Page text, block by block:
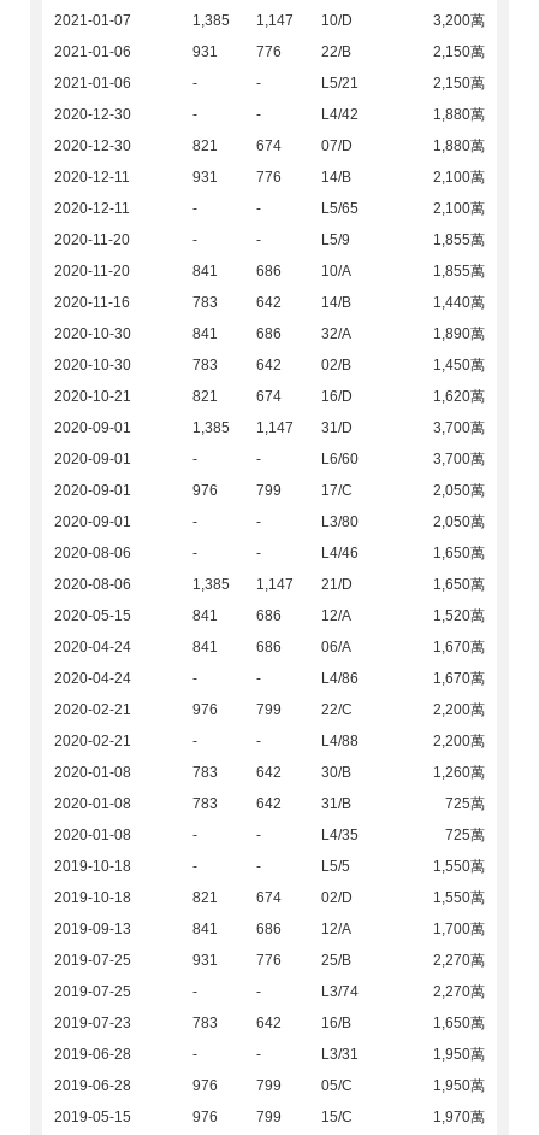
2021-01-07
1,385 1,147 10/D
3,200萬
2021-01-06
931 776 22/B
2,150萬
2021-01-06
- - L5/21
2,150萬
2020-12-30
- - L4/42
1,880萬
2020-12-30
821 674 07/D
1,880萬
2020-12-11
931 776 14/B
2,100萬
2020-12-11
- - L5/65
2,100萬
2020-11-20
- - L5/9
1,855萬
2020-11-20
841 686 10/A
1,855萬
2020-11-16
783 642 14/B
1,440萬
2020-10-30
841 686 32/A
1,890萬
2020-10-30
783 642 02/B
1,450萬
2020-10-21
821 674 16/D
1,620萬
2020-09-01
1,385 1,147 31/D
3,700萬
2020-09-01
- - L6/60
3,700萬
2020-09-01
976 799 17/C
2,050萬
2020-09-01
- - L3/80
2,050萬
2020-08-06
- - L4/46
1,650萬
2020-08-06
1,385 1,147 21/D
1,650萬
2020-05-15
841 686 12/A
1,520萬
2020-04-24
841 686 06/A
1,670萬
2020-04-24
- - L4/86
1,670萬
2020-02-21
976 799 22/C
2,200萬
2020-02-21
- - L4/88
2,200萬
2020-01-08
783 642 30/B
1,260萬
2020-01-08
783 642 31/B
725萬
2020-01-08
- - L4/35
725萬
2019-10-18
- - L5/5
1,550萬
2019-10-18
821 674 02/D
1,550萬
2019-09-13
841 686 12/A
1,700萬
2019-07-25
931 776 25/B
2,270萬
2019-07-25
- - L3/74
2,270萬
2019-07-23
783 642 16/B
1,650萬
2019-06-28
- - L3/31
1,950萬
2019-06-28
976 799 05/C
1,950萬
2019-05-15
976 799 15/C
1,970萬